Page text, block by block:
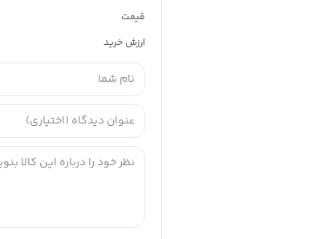
قیمت
ارزش خرید